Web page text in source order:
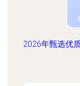
2026年甄选优